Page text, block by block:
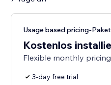
Usage based pricing-Paket
Kostenlos
Flexible monthly
3-day free trial